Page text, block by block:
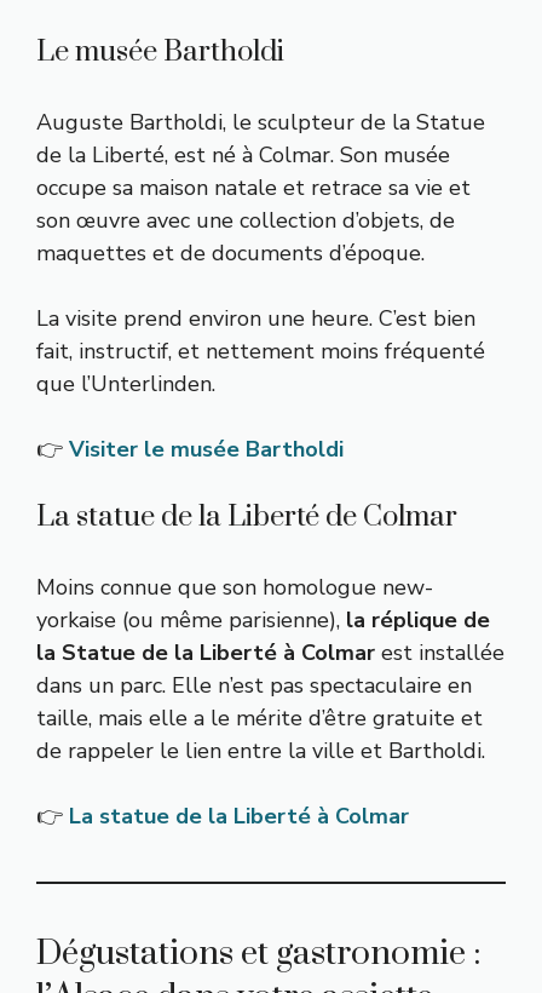
Le musée Bartholdi
Auguste Bartholdi, le sculpteur de la Statue
de la Liberté, est né à Colmar. Son musée
occupe sa maison natale et retrace sa vie et
son œuvre avec une collection d’objets, de
maquettes et de documents d’époque.
La visite prend environ une heure. C’est bien
fait, instructif, et nettement moins fréquenté
que l’Unterlinden.
👉 Visiter le musée Bartholdi
La statue de la Liberté de Colmar
Moins connue que son homologue new-
yorkaise (ou même parisienne), la réplique de
la Statue de la Liberté à Colmar est installée
dans un parc. Elle n’est pas spectaculaire en
taille, mais elle a le mérite d’être gratuite et
de rappeler le lien entre la ville et Bartholdi.
👉 La statue de la Liberté à Colmar
Dégustations et gastronomie :